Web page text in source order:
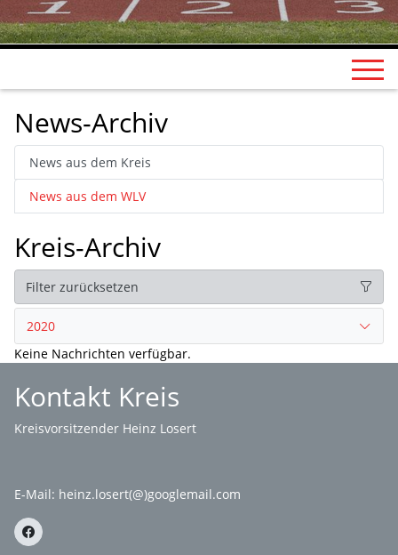
News-Archiv
News aus dem Kreis
News aus dem WLV
Kreis-Archiv
Filter zurücksetzen
2020
Keine Nachrichten verfügbar.
Kontakt Kreis
Kreisvorsitzender Heinz Losert
E-Mail: heinz.losert(@)googlemail.com